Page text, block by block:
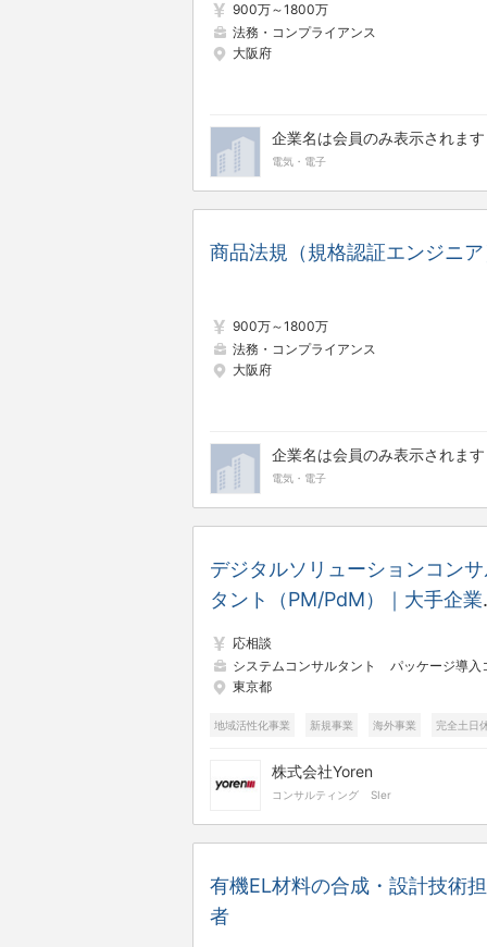
900万～1800万
法務・コンプライアンス
大阪府
企業名は会員のみ表示されます
電気・電子
商品法規（規格認証エンジニ
900万～1800万
法務・コンプライアンス
大阪府
企業名は会員のみ表示されます
電気・電子
デジタルソリューションコン
タント（PM/PdM）｜大手企業
を主導
応相談
システムコンサルタント
パッケージ導入コンサルタ
東京都
地域活性化事業 新規事業 海外事業 完全土日
株式会社Yoren
コンサルティング SIer
有機EL材料の合成・設計技術
者